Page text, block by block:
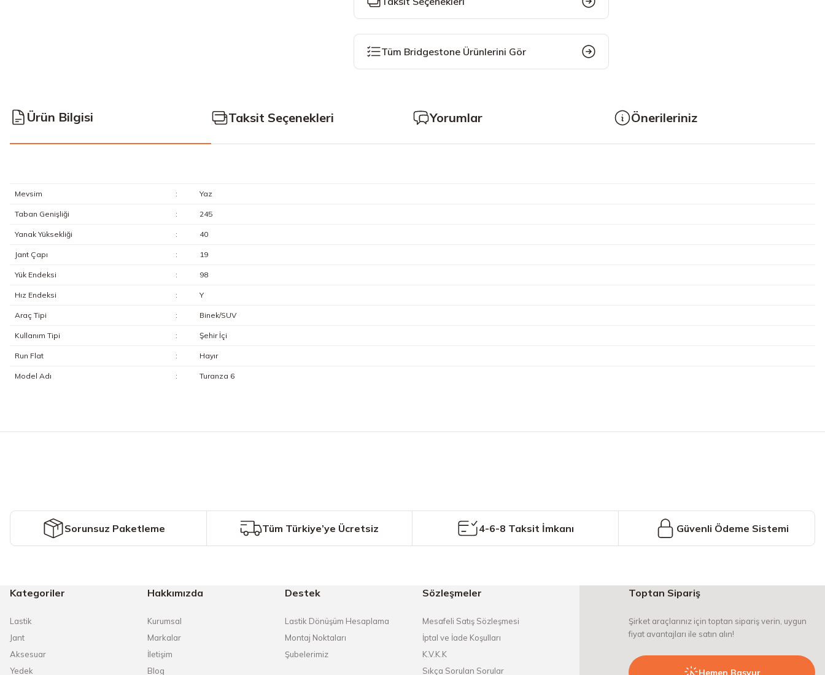
Tüm Bridgestone Ürünlerini Gör
Ürün Bilgisi Taksit Seçenekleri Yorumlar Önerileriniz
Mevsim : Yaz
Taban Genişliği : 245
Yanak Yüksekliği : 40
Jant Çapı : 19
Yük Endeksi : 98
Hız Endeksi : Y
Araç Tipi : Binek/SUV
Kullanım Tipi : Şehir İçi
Run Flat : Hayır
Model Adı : Turanza 6
Ürün fiyatı diğer sitelerden daha pahalı.
Bu ürüne benzer farklı alternatifler olmalı.
Sorunsuz Paketleme Tüm Türkiye’ye Ücretsiz 4-6-8 Taksit İmkanı Güvenli Ödeme Sistemi
Kategoriler
Lastik
Jant
Aksesuar
Yedek
Hakkımızda
Kurumsal
Markalar
İletişim
Blog
Destek
Lastik Dönüşüm Hesaplama
Montaj Noktaları
Şubelerimiz
Sözleşmeler
Mesafeli Satış Sözleşmesi
İptal ve İade Koşulları
K.V.K.K
Sıkça Sorulan Sorular
Toptan Sipariş
Şirket araçlarınız için toptan sipariş verin, uygun
fiyat avantajları ile satın alın!
Hemen Başvur